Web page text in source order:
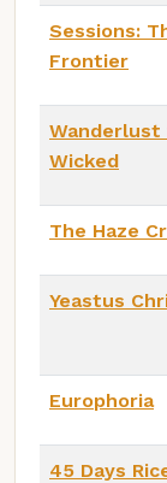
Sessions:
Frontier
Wicked
The Haze
Yeastus
Europhoria
45 Days